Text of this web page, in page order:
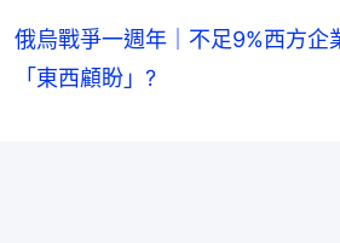
俄烏戰爭一週年｜不足9%西方
「東西顧盼」?